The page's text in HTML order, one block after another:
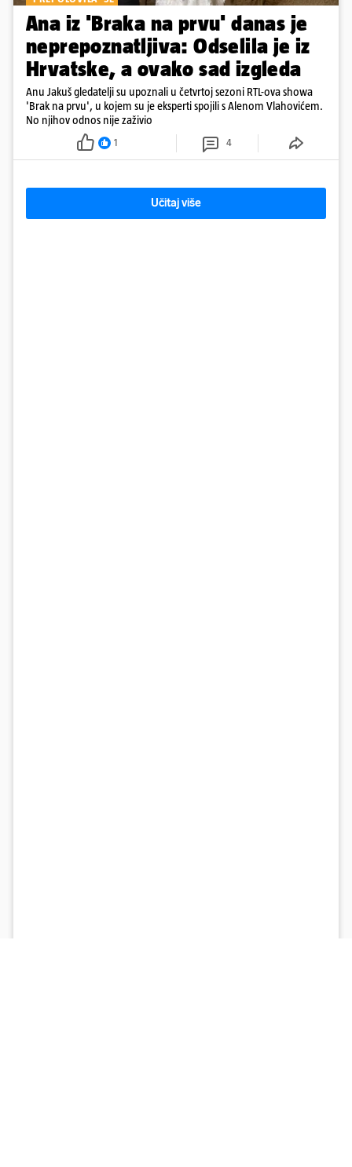
Ana iz 'Braka na prvu' danas je
neprepoznatljiva: Odselila je iz
Hrvatske, a ovako sad izgleda
Anu Jakuš gledatelji su upoznali u četvrtoj sezoni RTL-ova showa
'Brak na prvu', u kojem su je eksperti spojili s Alenom Vlahovićem.
No njihov odnos nije zaživio
1 4
Učitaj više